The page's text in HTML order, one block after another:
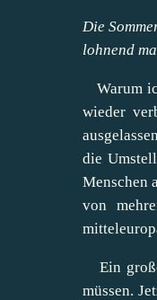
Die
lohnend
Warum
wieder
die
Menschen
von
Ein
müssen.